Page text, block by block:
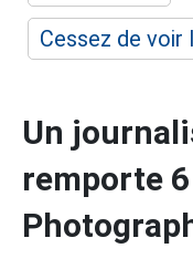
Cessez de voir
Un
remporte